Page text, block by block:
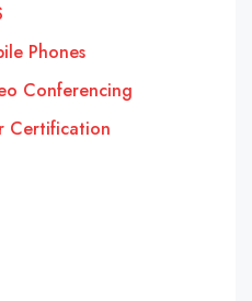
Phones
Conferencing
Certification